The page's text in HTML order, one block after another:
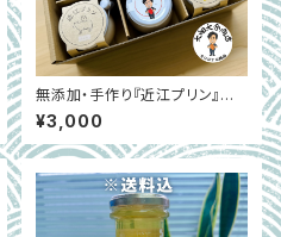
無添加・手作り『近江プリン』大
畑大介商店オリジナルセット 6
個入り｜滋賀県高島市
¥3,000